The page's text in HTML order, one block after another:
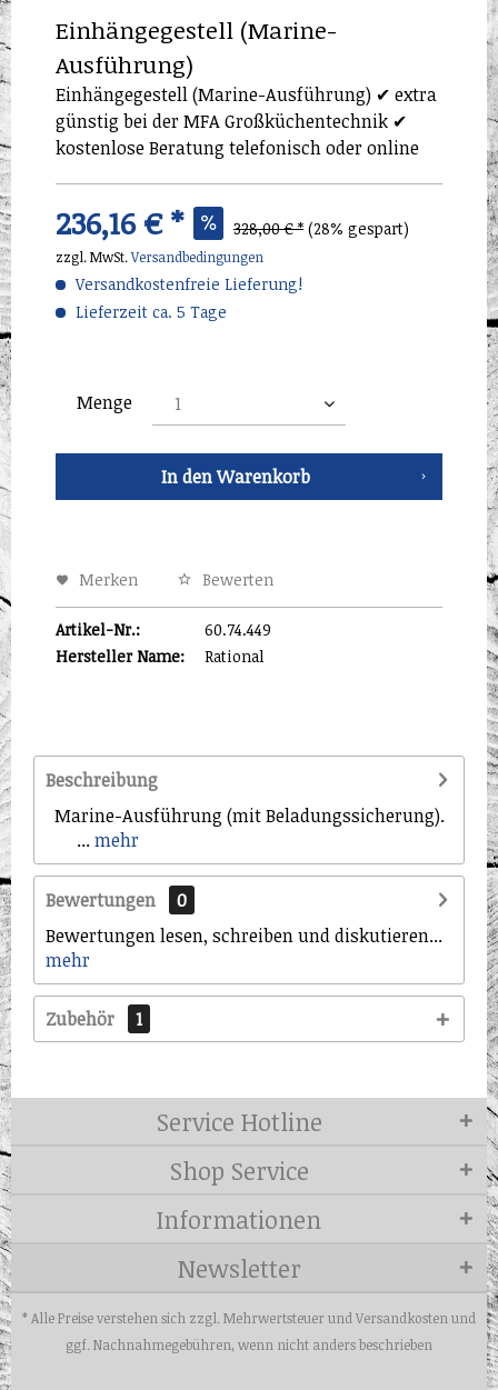
Einhängegestell (Marine-
Ausführung)
Einhängegestell (Marine-Ausführung) ✔ extra
günstig bei der MFA Großküchentechnik ✔
kostenlose Beratung telefonisch oder online
236,16 € * 328,00 € * (28% gespart)
zzgl. MwSt.Versandbedingungen
Versandkostenfreie Lieferung!
Lieferzeit ca. 5 Tage
Menge
In denWarenkorb
Merken Bewerten
Artikel-Nr.:
60.74.449
Hersteller Name:
Rational
Beschreibung
Marine-Ausführung (mit Beladungssicherung).
...mehr
Bewertungen
0
Bewertungen lesen, schreiben und diskutieren...
mehr
Zubehör 1
Service Hotline
Shop Service
Informationen
Newsletter
* Alle Preise verstehen sich zzgl. Mehrwertsteuer und Versandkosten und
ggf. Nachnahmegebühren, wenn nicht anders beschrieben